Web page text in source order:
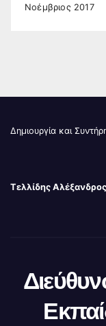
Νοέμβριος 2017
Δημιουργία και
Τελλίδης